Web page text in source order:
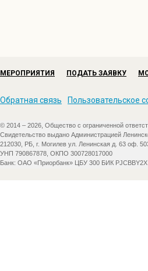
МЕРОПРИЯТИЯ ПОДАТЬ ЗАЯВКУ
Обратная связь Пользовательское
© 2014 – 2026, Общество с ограниченной
Свидетельство выдано Администрацией
212030, РБ, г. Могилев ул. Ленинская д. 63 оф.
УНП 790867878, ОКПО 300728017000
Банк: ОАО «Приорбанк» ЦБУ 300 БИК PJCBBY2X